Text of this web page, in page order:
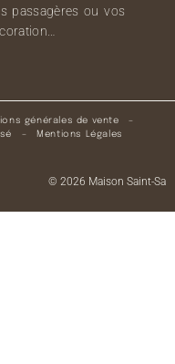
passagères ou vos
générales de vente –
– Mentions Légales
© 2026 Maison Saint-Sa